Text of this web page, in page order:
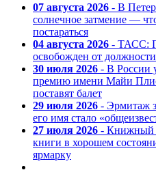
07 августа 2026 - В
солнечное затмение —
постараться
04 августа 2026 - ТАСС:
освобожден от
30 июля 2026 - В России
премию имени Майи
поставят балет
29 июля 2026 - Эрмитаж
его имя стало
27 июля 2026 - Книжный
книги в хорошем
ярмарку